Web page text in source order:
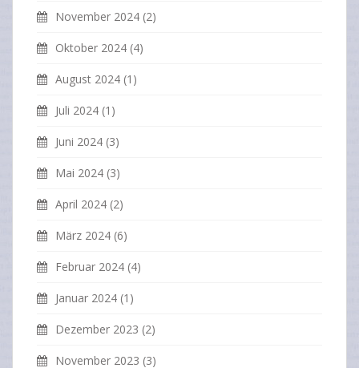
November 2024 (2)
Oktober 2024 (4)
August 2024 (1)
Juli 2024 (1)
Juni 2024 (3)
Mai 2024 (3)
April 2024 (2)
März 2024 (6)
Februar 2024 (4)
Januar 2024 (1)
Dezember 2023 (2)
November 2023 (3)